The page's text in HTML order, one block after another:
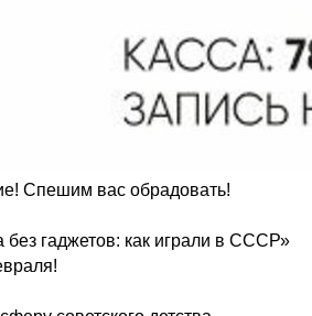
Спешим вас обрадовать!
без гаджетов: как играли в СССР»